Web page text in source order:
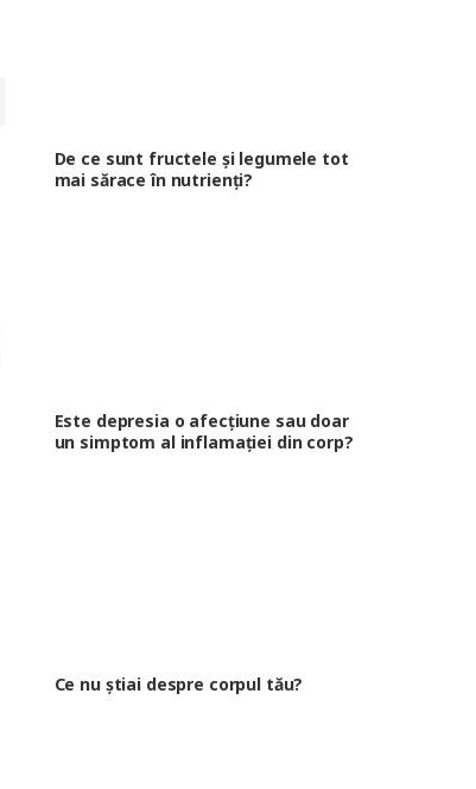
De ce sunt fructele și legumele tot
mai sărace în nutrienți?
Este depresia o afecțiune sau doar
un simptom al inflamației din corp?
Ce nu știai despre corpul tău?